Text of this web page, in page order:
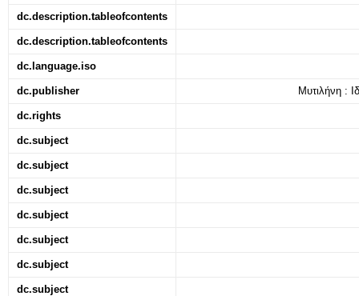
dc.description.tableofcontents
dc.description.tableofcontents
dc.language.iso
dc.publisher Μυτιλήνη :
dc.rights
dc.subject
dc.subject
dc.subject
dc.subject
dc.subject
dc.subject
dc.subject